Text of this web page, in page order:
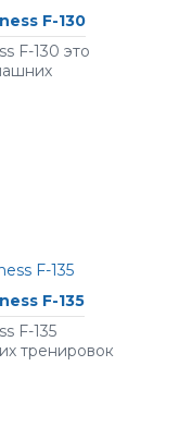
F-130
F-130 это
F-135
F-135
тренировок